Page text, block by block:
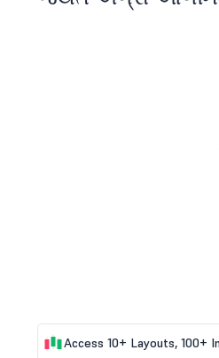
Access 10+ Layouts, 100+